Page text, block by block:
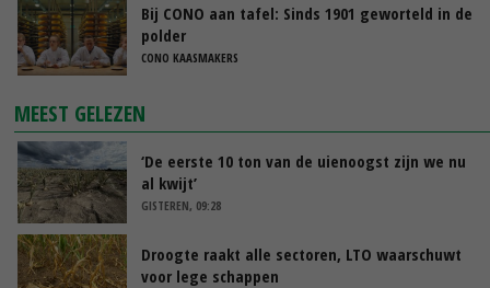
Bij CONO aan tafel: Sinds 1901 geworteld in de
polder
CONO KAASMAKERS
MEEST GELEZEN
‘De eerste 10 ton van de uienoogst zijn we nu
al kwijt’
GISTEREN, 09:28
Droogte raakt alle sectoren, LTO waarschuwt
voor lege schappen